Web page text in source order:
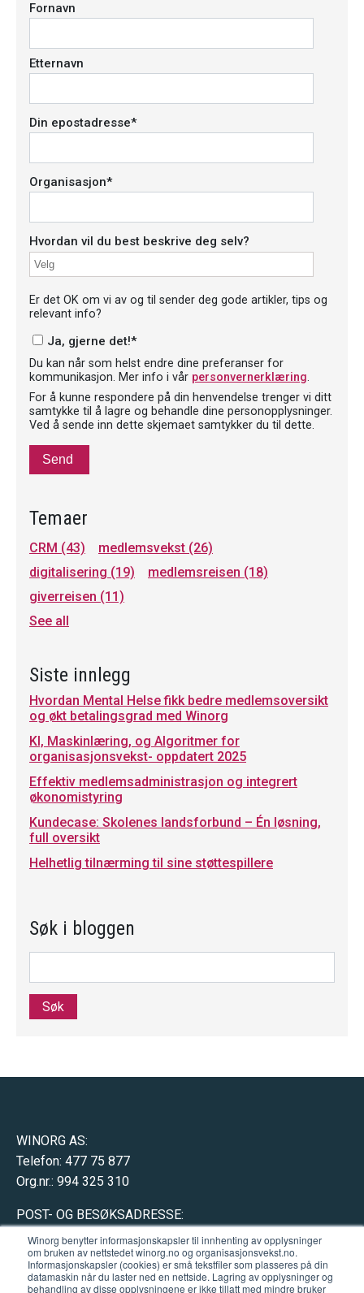
Winorg benytter informasjonskapsler til innhenting av opplysninger
om bruken av nettstedet winorg.no og organisasjonsvekst.no.
Informasjonskapsler (cookies) er små tekstfiler som plasseres på din
datamaskin når du laster ned en nettside. Lagring av opplysninger og
behandling av disse opplysningene er ikke tillatt med mindre bruker
Fornavn
Etternavn
Din epostadresse*
Organisasjon*
Hvordan vil du best beskrive deg selv?
Er det OK om vi av og til sender deg gode artikler, tips og
relevant info?
Ja, gjerne det!*
Du kan når som helst endre dine preferanser for
kommunikasjon. Mer info i vår personvernerklæring.
For å kunne respondere på din henvendelse trenger vi ditt
samtykke til å lagre og behandle dine personopplysninger.
Ved å sende inn dette skjemaet samtykker du til dette.
Temaer
CRM (43) medlemsvekst (26)
digitalisering (19) medlemsreisen (18)
giverreisen (11)
See all
Siste innlegg
Hvordan Mental Helse fikk bedre medlemsoversikt
og økt betalingsgrad med Winorg
KI, Maskinlæring, og Algoritmer for
organisasjonsvekst- oppdatert 2025
Effektiv medlemsadministrasjon og integrert
økonomistyring
Kundecase: Skolenes landsforbund – Én løsning,
full oversikt
Helhetlig tilnærming til sine støttespillere
Søk i bloggen
Søk
WINORG AS:
Telefon: 477 75 877
Org.nr.: 994 325 310
POST- OG BESØKSADRESSE:
Hausmannsgate 17
0182 Oslo (åpne kart)